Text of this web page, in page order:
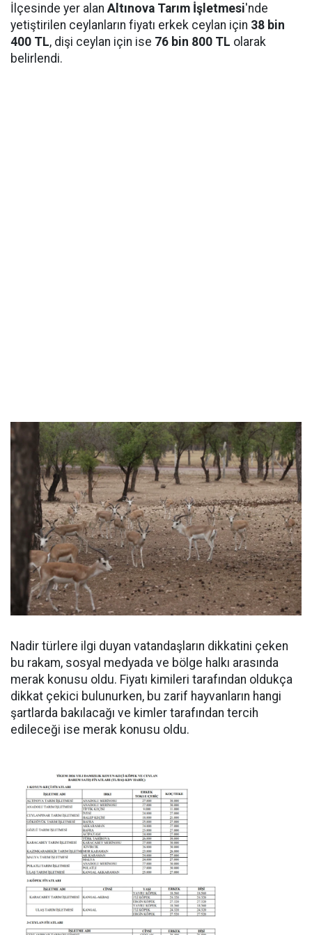
İlçesinde yer alan Altınova Tarım İşletmesi'nde
yetiştirilen ceylanların fiyatı erkek ceylan için 38 bin
400 TL, dişi ceylan için ise 76 bin 800 TL olarak
belirlendi.
Nadir türlere ilgi duyan vatandaşların dikkatini çeken
bu rakam, sosyal medyada ve bölge halkı arasında
merak konusu oldu. Fiyatı kimileri tarafından oldukça
dikkat çekici bulunurken, bu zarif hayvanların hangi
şartlarda bakılacağı ve kimler tarafından tercih
edileceği ise merak konusu oldu.